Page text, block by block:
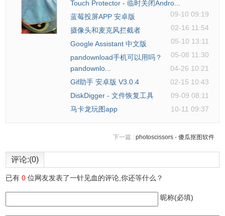
还可以传送给别人
Touch Protector - 临时关闭Andro...
09-10 09:19
蓝莓投屏APP 安卓版
02-16 11:54
摄像头和麦克风拦截者
05-10 13:11
Google Assistant 中文版
05-08 11:30
pandownload手机可以用吗？
pandownlo...
04-26 10:21
Gif助手 安卓版 V3.0.4
02-15 10:43
DiskDigger - 文件恢复工具
09-09 08:11
马卡龙玩图app
10-11 09:37
下一篇 : photoscissors - 傻瓜抠图软件
评论:(0)
已有0 位网友发表了一针见血的评论,你还等什么？
昵称(必填)